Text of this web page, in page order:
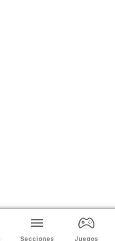
Secciones Juegos